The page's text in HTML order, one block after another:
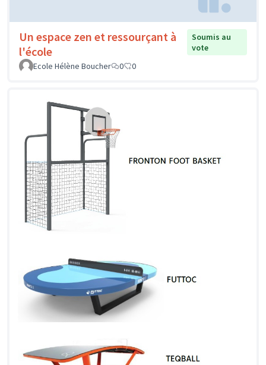
Un espace zen et ressourçant à
l'école
Soumis au
vote
Ecole Hélène Boucher
0 0